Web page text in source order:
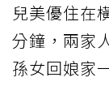
兒美優住在
分鐘，兩家
孫女回娘家